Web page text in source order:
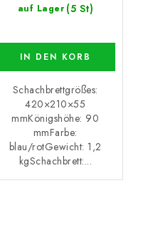
auf Lager (5 St)
IN DEN KORB
Schachbrettgrößes:
420×210×55
mmKönigshöhe: 90
mmFarbe:
blau/rotGewicht: 1,2
kgSchachbrett:...